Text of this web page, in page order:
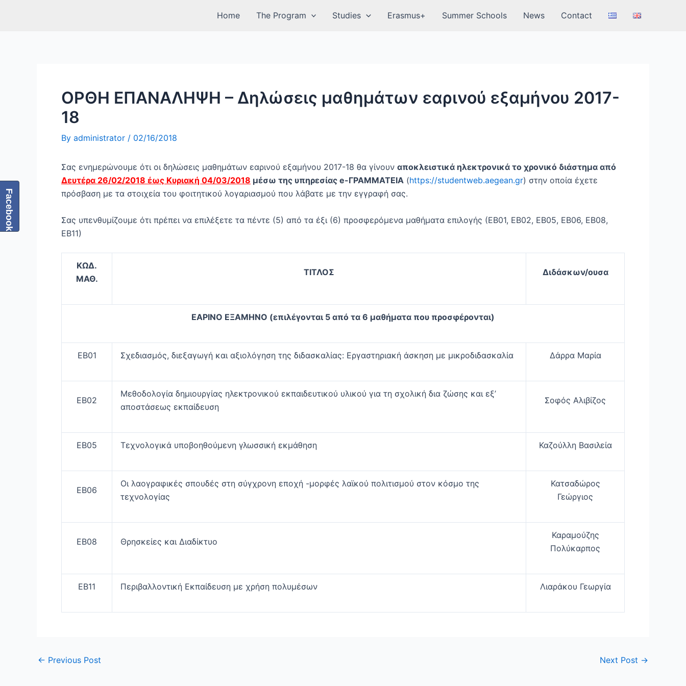
Home The Program Studies Erasmus+ Summer Schools News Contact
ΟΡΘΗ ΕΠΑΝΑΛΗΨΗ – Δηλώσεις μαθημάτων εαρινού εξαμήνου 2017-
18
By administrator / 02/16/2018
Σας ενημερώνουμε ότι οι δηλώσεις μαθημάτων εαρινού εξαμήνου 2017-18 θα γίνουν αποκλειστικά ηλεκτρονικά το χρονικό διάστημα από
Δευτέρα 26/02/2018 έως Κυριακή 04/03/2018 μέσω της υπηρεσίας e-ΓΡΑΜΜΑΤΕΙΑ (https://studentweb.aegean.gr) στην οποία έχετε
πρόσβαση με τα στοιχεία του φοιτητικού λογαριασμού που λάβατε με την εγγραφή σας.
Σας υπενθυμίζουμε ότι πρέπει να επιλέξετε τα πέντε (5) από τα έξι (6) προσφερόμενα μαθήματα επιλογής (ΕΒ01, ΕΒ02, ΕΒ05, ΕΒ06, ΕΒ08,
ΕΒ11)
ΚΩΔ.
ΜΑΘ.
ΤΙΤΛΟΣ Διδάσκων/ουσα
ΕΑΡΙΝΟ ΕΞΑΜΗΝΟ (επιλέγονται 5 από τα 6 μαθήματα που προσφέρονται)
ΕΒ01 Σχεδιασμός, διεξαγωγή και αξιολόγηση της διδασκαλίας: Εργαστηριακή άσκηση με μικροδιδασκαλία Δάρρα Μαρία
ΕΒ02
Μεθοδολογία δημιουργίας ηλεκτρονικού εκπαιδευτικού υλικού για τη σχολική δια ζώσης και εξ’
αποστάσεως εκπαίδευση
Σοφός Αλιβίζος
ΕΒ05 Τεχνολογικά υποβοηθούμενη γλωσσική εκμάθηση Καζούλλη Βασιλεία
ΕΒ06
Οι λαογραφικές σπουδές στη σύγχρονη εποχή -μορφές λαϊκού πολιτισμού στον κόσμο της
τεχνολογίας
Κατσαδώρος
Γεώργιος
ΕΒ08 Θρησκείες και Διαδίκτυο
Καραμούζης
Πολύκαρπος
ΕΒ11 Περιβαλλοντική Εκπαίδευση με χρήση πολυμέσων Λιαράκου Γεωργία
← Previous Post Next Post →
Facebook